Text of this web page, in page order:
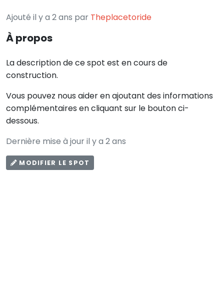
Ajouté il y a 2 ans par Theplacetoride
À propos
La description de ce spot est en cours de
construction.
Vous pouvez nous aider en ajoutant des informations
complémentaires en cliquant sur le bouton ci-
dessous.
Dernière mise à jour il y a 2 ans
MODIFIER LE SPOT